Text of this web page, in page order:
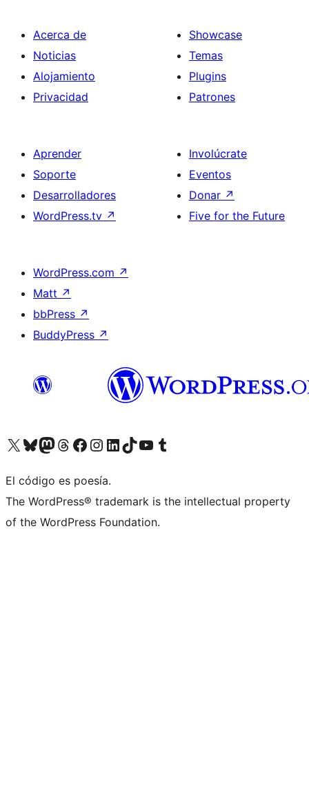
Acerca de
Noticias
Alojamiento
Privacidad
Showcase
Temas
Plugins
Patrones
Aprender
Soporte
Desarrolladores
WordPress.tv ↗
Involúcrate
Eventos
Donar ↗
Five for the Future
WordPress.com ↗
Matt ↗
bbPress ↗
BuddyPress ↗
Visita nuestra cuenta de X (anteriormente Twitter)
Visita nuestra cuenta de Bluesky
Visita nuestra cuenta de Mastodon
Visita nuestra cuenta de Threads
Visita nuestra página de Facebook
Visita nuestra cuenta de Instagram
Visita nuestra cuenta de LinkedIn
Visita nuestra cuenta de TikTok
Visita nuestro canal de YouTube
Visita nuestra cuenta de Tumblr
El código es poesía.
The WordPress® trademark is the intellectual property
of the WordPress Foundation.